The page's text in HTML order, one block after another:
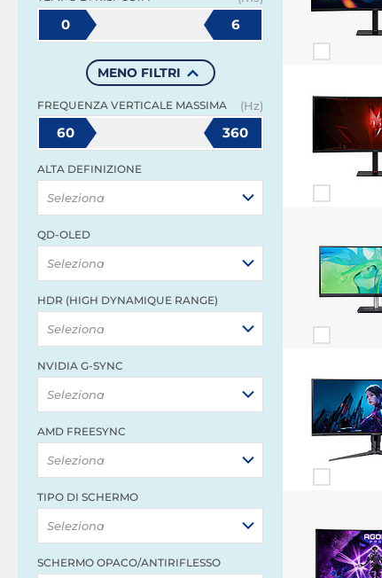
0 6
MENO FILTRI
FREQUENZA VERTICALE MASSIMA (Hz)
60 360
ALTA DEFINIZIONE
Seleziona
QD-OLED
Seleziona
HDR (HIGH DYNAMIQUE RANGE)
Seleziona
NVIDIA G-SYNC
Seleziona
AMD FREESYNC
Seleziona
TIPO DI SCHERMO
Seleziona
SCHERMO OPACO/ANTIRIFLESSO